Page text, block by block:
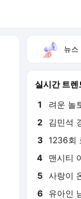
뉴스
실시간 트렌
1 려운 놀
2 김민석
4 맨시티
5 사랑이
6 유아인